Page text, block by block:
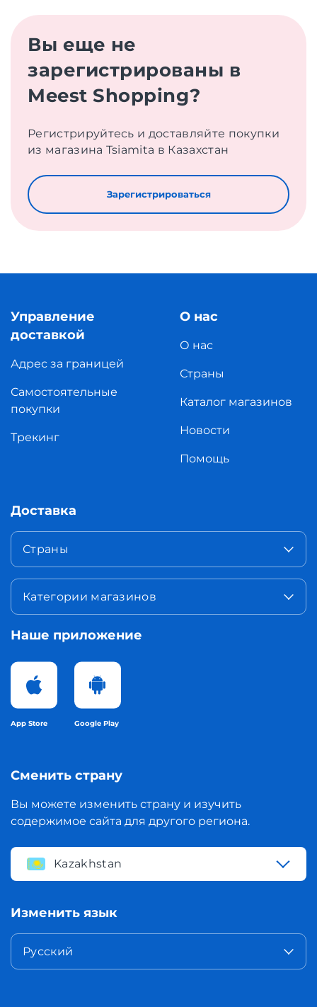
Вы еще не
зарегистрированы в
Meest Shopping?
Регистрируйтесь и доставляйте покупки
из магазина Tsiamita в Казахстан
Зарегистрироваться
Управление
доставкой
Адрес за границей
Самостоятельные
покупки
Трекинг
О нас
О нас
Страны
Каталог магазинов
Новости
Помощь
Доставка
Страны
Категории магазинов
Наше приложение
App Store Google Play
Сменить страну
Вы можете изменить страну и изучить
содержимое сайта для другого региона.
Kazakhstan
Изменить язык
Русский